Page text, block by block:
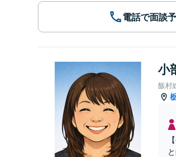
電話で面談
小
飯村